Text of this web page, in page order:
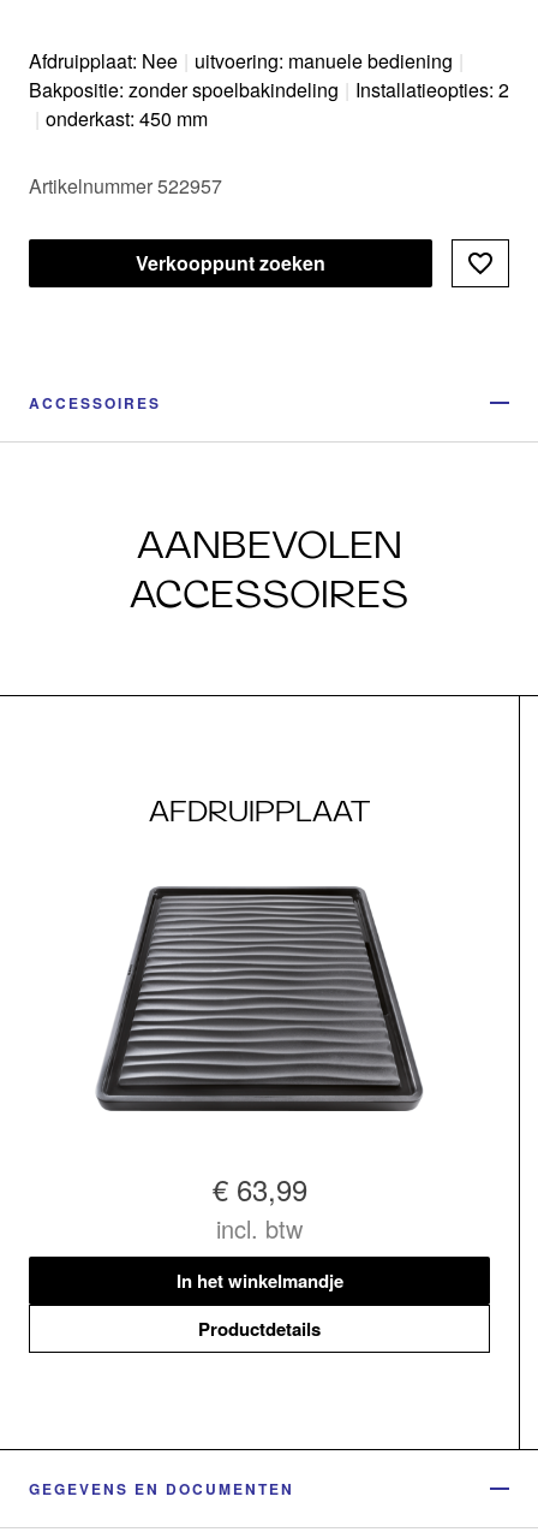
Afdruipplaat: Nee | uitvoering: manuele bediening |
Bakpositie: zonder spoelbakindeling | Installatieopties: 2
| onderkast: 450 mm
Artikelnummer 522957
Verkooppunt zoeken
ACCESSOIRES
AANBEVOLEN
ACCESSOIRES
AFDRUIPPLAAT
€ 63,99
incl. btw
In het winkelmandje
Productdetails
GEGEVENS EN DOCUMENTEN